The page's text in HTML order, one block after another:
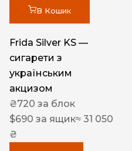
В Кошик
Frida Silver KS —
сигарети з
українським
акцизом
₴720 за блок
$690 за ящик≈ 31 050
₴